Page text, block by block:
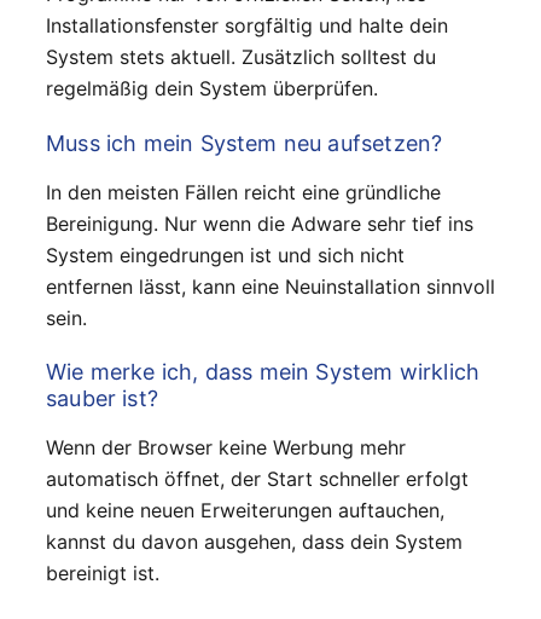
Installationsfenster sorgfältig und halte dein
System stets aktuell. Zusätzlich solltest du
regelmäßig dein System überprüfen.
Muss ich mein System neu aufsetzen?
In den meisten Fällen reicht eine gründliche
Bereinigung. Nur wenn die Adware sehr tief ins
System eingedrungen ist und sich nicht
entfernen lässt, kann eine Neuinstallation sinnvoll
sein.
Wie merke ich, dass mein System wirklich
sauber ist?
Wenn der Browser keine Werbung mehr
automatisch öffnet, der Start schneller erfolgt
und keine neuen Erweiterungen auftauchen,
kannst du davon ausgehen, dass dein System
bereinigt ist.